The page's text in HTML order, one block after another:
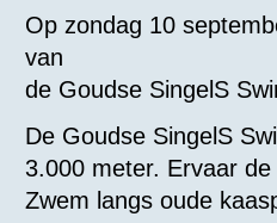
Op zondag 10
van
de Goudse SingelS
De Goudse SingelS
3.000 meter. Ervaar
Zwem langs oude